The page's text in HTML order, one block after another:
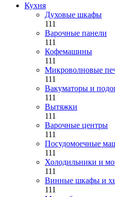
Кухня
Духовые шкафы
111
Варочные панели
111
Кофемашины
111
Микроволновые
111
Вакуматоры и
111
Вытяжки
111
Варочные центры
111
Посудомоечные
111
Холодильники и
111
Винные шкафы и
111